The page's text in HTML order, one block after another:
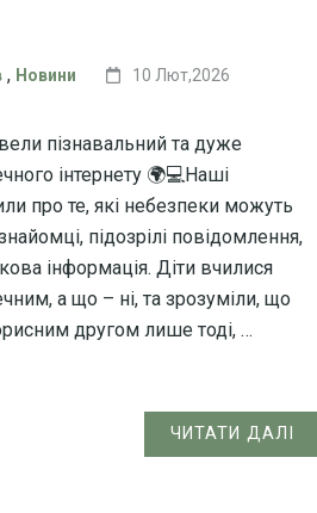
, Новини 10 Лют,2026
пізнавальний та дуже
інтернету 🌍💻Наші
про те, які небезпеки можуть
підозрілі повідомлення,
інформація. Діти вчилися
а що – ні, та зрозуміли, що
другом лише тоді, …
ЧИТАТИ ДАЛІ